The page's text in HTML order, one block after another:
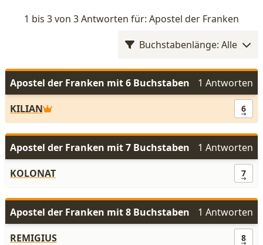
1 bis 3 von 3 Antworten für: Apostel der Franken
Buchstabenlänge: Alle
Apostel der Franken mit 6 Buchstaben
1 Antworten
KILIAN
6
Apostel der Franken mit 7 Buchstaben
1 Antworten
KOLONAT
7
Apostel der Franken mit 8 Buchstaben
1 Antworten
REMIGIUS
8